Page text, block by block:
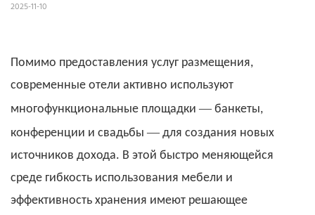
2025-11-10
Помимо предоставления услуг размещения,
современные отели активно используют
многофункциональные площадки — банкеты,
конференции и свадьбы — для создания новых
источников дохода. В этой быстро меняющейся
среде гибкость использования мебели и
эффективность хранения имеют решающее